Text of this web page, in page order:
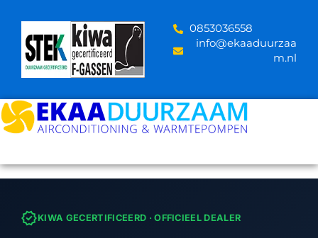
content
‪0853036558
info@ekaaduurzaa
m.nl
verifiedKIWA GECERTIFICEERD · OFFICIEEL DEALER